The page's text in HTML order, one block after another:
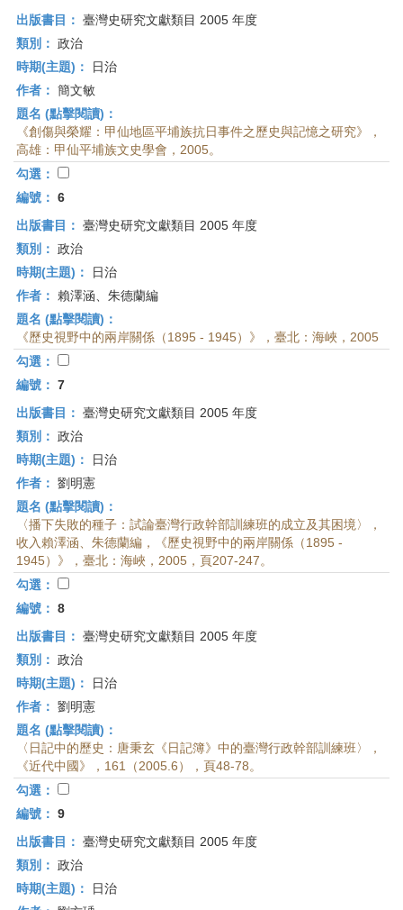
出版書目： 臺灣史研究文獻類目 2005 年度
類別： 政治
時期(主題)：
日治
作者： 簡文敏
題名 (點擊閱讀)：
《創傷與榮耀：甲仙地區平埔族抗日事件之歷史與記憶之研究》，
高雄：甲仙平埔族文史學會，2005。
勾選：
編號： 6
出版書目： 臺灣史研究文獻類目 2005 年度
類別： 政治
時期(主題)：
日治
作者：
賴澤涵、朱德蘭編
題名 (點擊閱讀)：
《歷史視野中的兩岸關係（1895 - 1945）》，臺北：海峽，2005
勾選：
編號： 7
出版書目： 臺灣史研究文獻類目 2005 年度
類別： 政治
時期(主題)：
日治
作者： 劉明憲
題名 (點擊閱讀)：
〈播下失敗的種子：試論臺灣行政幹部訓練班的成立及其困境〉，
收入賴澤涵、朱德蘭編，《歷史視野中的兩岸關係（1895 -
1945）》，臺北：海峽，2005，頁207-247。
勾選：
編號： 8
出版書目： 臺灣史研究文獻類目 2005 年度
類別： 政治
時期(主題)：
日治
作者： 劉明憲
題名 (點擊閱讀)：
〈日記中的歷史：唐秉玄《日記簿》中的臺灣行政幹部訓練班〉，
《近代中國》，161（2005.6），頁48-78。
勾選：
編號： 9
出版書目： 臺灣史研究文獻類目 2005 年度
類別： 政治
時期(主題)：
日治